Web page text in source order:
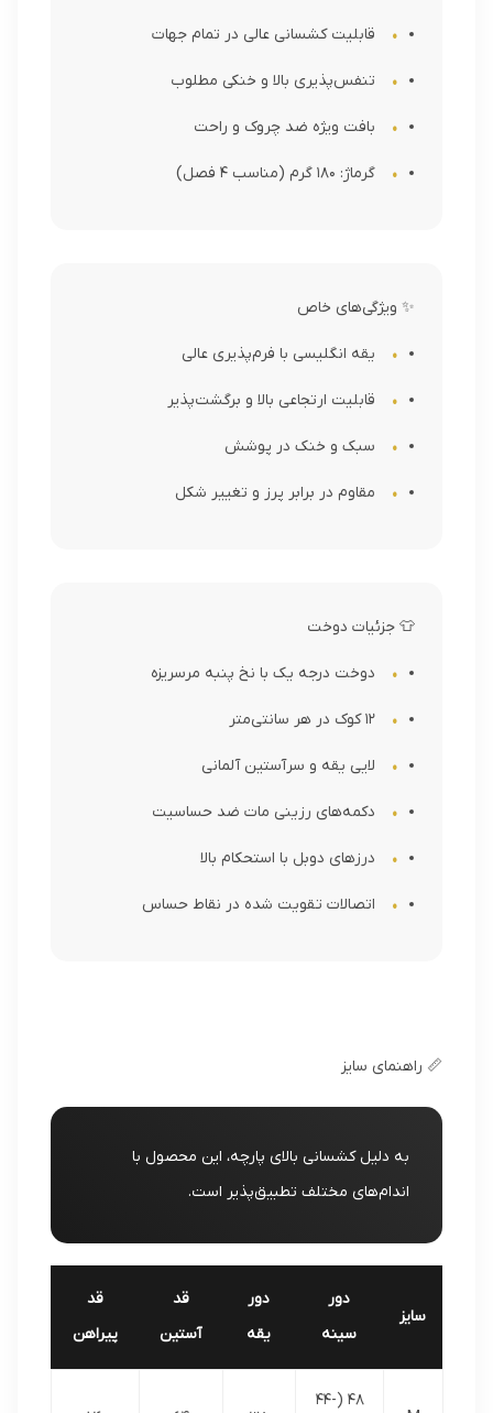
قابلیت کشسانی عالی در تمام جهات
تنفس‌پذیری بالا و خنکی مطلوب
بافت ویژه ضد چروک و راحت
گرماژ: 180 گرم (مناسب 4 فصل)
✨ ویژگی‌های خاص
یقه انگلیسی با فرم‌پذیری عالی
قابلیت ارتجاعی بالا و برگشت‌پذیر
سبک و خنک در پوشش
مقاوم در برابر پرز و تغییر شکل
👕 جزئیات دوخت
دوخت درجه یک با نخ پنبه مرسریزه
12 کوک در هر سانتی‌متر
لایی یقه و سرآستین آلمانی
دکمه‌های رزینی مات ضد حساسیت
درزهای دوبل با استحکام بالا
اتصالات تقویت شده در نقاط حساس
📏 راهنمای سایز
به دلیل کشسانی بالای پارچه، این محصول با
اندام‌های مختلف تطبیق‌پذیر است.
سایز
دور
سینه
دور
یقه
قد
آستین
قد
پیراهن
48 (44-